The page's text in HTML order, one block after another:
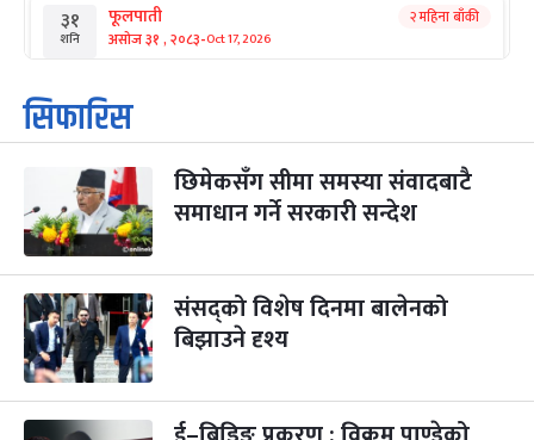
३१
शनि
फूलपाती
असोज ३१ , २०८३-Oct 17, 2026
२ महिना बाँकी
१
आइत
कार्तिक सङ्क्रान्ति
कार्तिक १, २०८३
३
मंगल
महानवमी
कार्तिक ३, २०८३-Oct 20, 2026
२ महिना बाँकी
४
बुध कार्तिक ४, २०८३ Oct 21, 2026
५
बिहि
पापा‌ङ्कुशा एकादशी व्रत
कार्तिक ५, २०८३
कुकुर तिहार ३ महिना बाँकी
सिफारिस
छिमेकसँग सीमा समस्या संवादबाटै
समाधान गर्ने सरकारी सन्देश
संसद्को विशेष दिनमा बालेनको
बिझाउने दृश्य